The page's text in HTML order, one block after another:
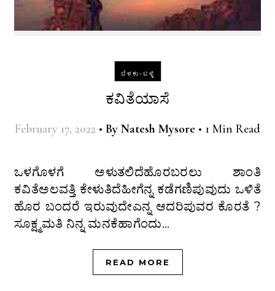
ಬೆಳಕು-ಬಳ್ಳಿ
ಕವಿತೆಯಾಸೆ
February 17, 2022 • By Natesh Mysore • 1 Min Read
ಒಳಗೊಳಗೆ ಅಳುತಲಿದೆಹೊರಬರಲು ಶಾಂತಿ
ಕವಿತೆಅಲವತ್ತಿ ಕೇಳುತಿದೆಹೀಗೆನ್ನ ಕಡೆಗಣಿಪುವುದು ಒಳಿತೆ
ಹೊರ ಬಂದರೆ ಇರುವುದೇಎನ್ನ ಆದರಿಪುವರ ಕೊರತೆ ?
ಸೂಕ್ಷ್ಮಮತಿ ನಿನ್ನ ಮನಕೆಹಾಗೆಂದು…
READ MORE